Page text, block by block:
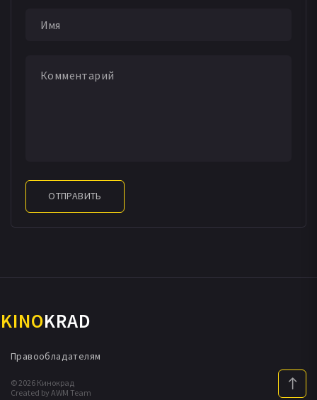
ОТПРАВИТЬ
KINOKRAD
© 2026 Кинокрад
Created by AWM Team
Правообладателям